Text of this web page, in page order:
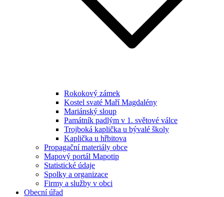
Rokokový zámek
Kostel svaté Maří Magdalény
Mariánský sloup
Památník padlým v 1. světové válce
Trojboká kaplička u bývalé školy
Kaplička u hřbitova
Propagační materiály obce
Mapový portál Mapotip
Statistické údaje
Spolky a organizace
Firmy a služby v obci
Obecní úřad